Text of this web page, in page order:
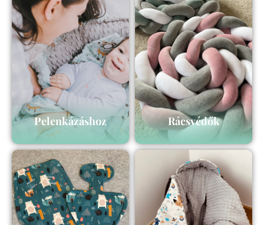
Pelenkázáshoz Rácsvédők